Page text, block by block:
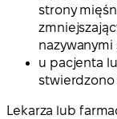
strony
u pacjenta
stwierdzono
Lekarza lub